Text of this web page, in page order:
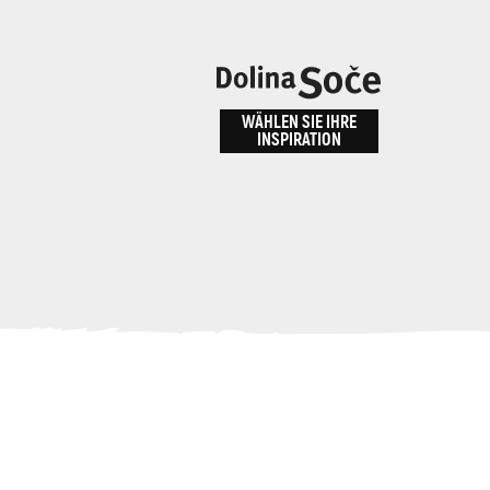
WÄHLEN SIE IHRE
INSPIRATION